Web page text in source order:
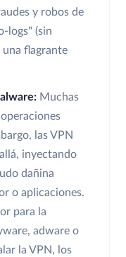
y robos de
logs" (sin
una flagrante
Muchas
las VPN
inyectando
dañina
o aplicaciones.
para la
adware o
la VPN, los